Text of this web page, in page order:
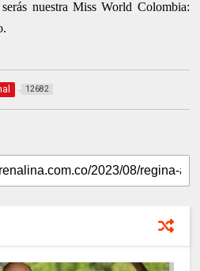
nuestra Miss World Colombia:
12682